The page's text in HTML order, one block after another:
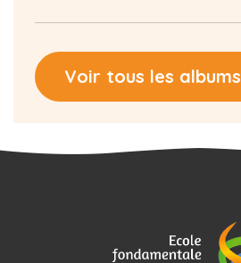
Voir tous les albums